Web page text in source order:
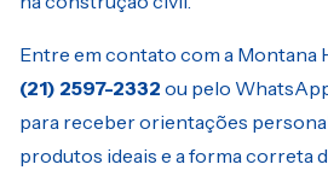
Entre em contato com a Montana
(21) 2597-2332 ou pelo
para receber orientações
produtos ideais e a forma correta